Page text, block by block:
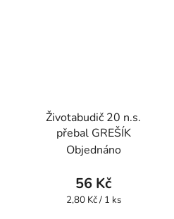
Životabudič 20 n.s.
přebal GREŠÍK
Objednáno
56 Kč
Měrná
2,80 Kč / 1 ks